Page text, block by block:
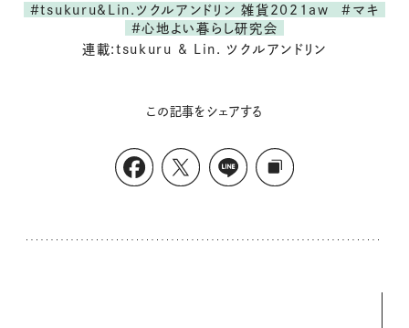
#tsukuru&Lin.ツクルアンドリン 雑貨2021aw
#マキ
#心地よい暮らし研究会
連載:tsukuru & Lin. ツクルアンドリン
この記事をシェアする